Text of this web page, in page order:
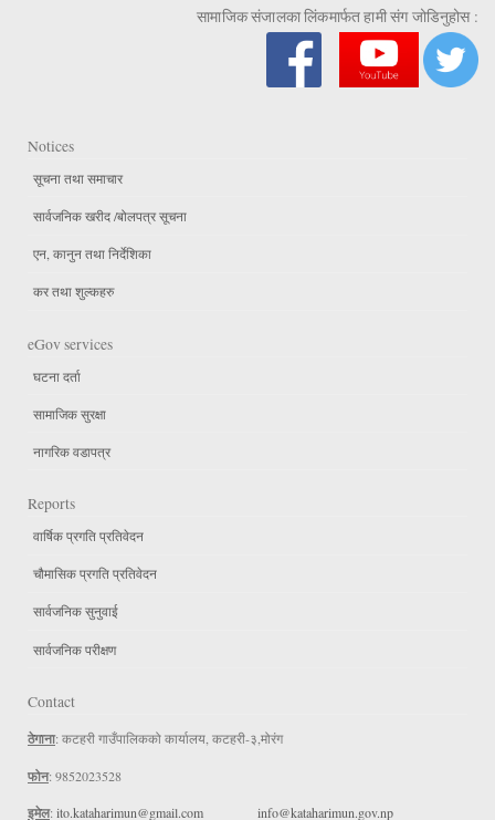
सामाजिक संजालका लिंकमार्फत हामी संग जोडिनुहोस :
Notices
सूचना तथा समाचार
सार्वजनिक खरीद /बोलपत्र सूचना
एन, कानुन तथा निर्देशिका
कर तथा शुल्कहरु
eGov services
घटना दर्ता
सामाजिक सुरक्षा
नागरिक वडापत्र
Reports
वार्षिक प्रगति प्रतिवेदन
चौमासिक प्रगति प्रतिवेदन
सार्वजनिक सुनुवाई
सार्वजनिक परीक्षण
Contact
ठेगाना: कटहरी गाउँपालिकको कार्यालय, कटहरी-३,मोरंग
फोन: 9852023528
इमेल: ito.kataharimun@gmail.com info@kataharimun.gov.np